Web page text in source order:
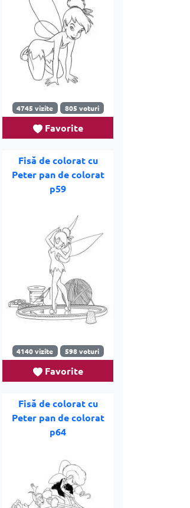
4745 vizite 805 voturi
Favorite
Fisă de colorat cu
Peter pan de colorat
p59
4140 vizite 598 voturi
Favorite
Fisă de colorat cu
Peter pan de colorat
p64